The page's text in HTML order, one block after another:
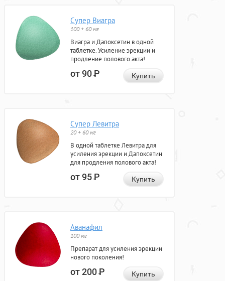
Супер Виагра
100 + 60 мг
Виагра и Дапоксетин в одной
таблетке. Усиление эрекции и
продление полового акта!
от 90Р Купить
Супер Левитра
20 + 60 мг
В одной таблетке Левитра для
усиления эрекции и Дапоксетин
для продления полового акта!
от 95Р Купить
Аванафил
100 мг
Препарат для усиления эрекции
нового поколения!
от 200Р Купить